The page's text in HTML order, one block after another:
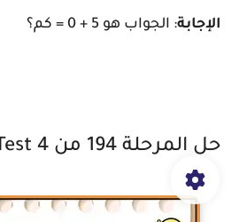
الإجابة: الجواب هو 5 + 0 = كم؟
حل المرحلة 194 من Brain Test 4